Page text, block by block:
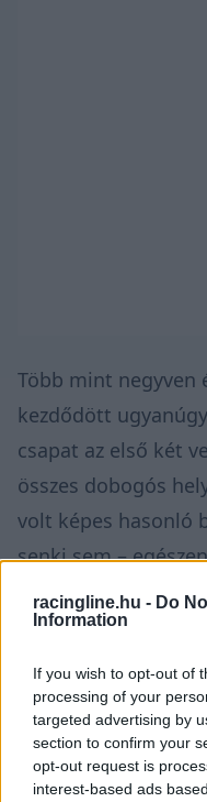
racingline.hu - Do
Information
If you wish to opt-out of
processing of your
targeted advertising by
section to confirm your
opt-out request is
interest-based ads
Több mint negyven
kezdődött
csapat az első két
összes dobogós
volt képes hasonló
senki sem –
Walter Röhrl
Mikkola előtt, majd
nyert Michéle